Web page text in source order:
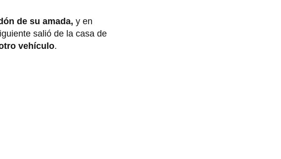
de su amada, y en
salió de la casa de
vehículo.